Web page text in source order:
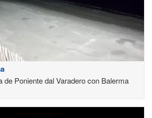
de Poniente dal Varadero con Balerma